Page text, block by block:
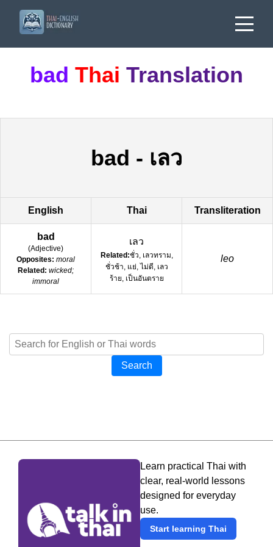
bad Thai Translation
bad - เลว
English Thai Transliteration
bad
(Adjective)
Opposites: moral
Related: wicked;
immoral
เลว
Related:ชั่ว, เลวทราม,
ชั่วช้า, แย่, ไม่ดี, เลว
ร้าย, เป็นอันตราย
leo
Search
Learn practical Thai with
clear, real-world lessons
designed for everyday
use.
Start learning Thai